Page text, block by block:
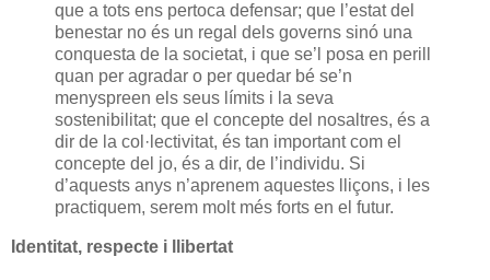
que a tots ens pertoca defensar; que l’estat del
benestar no és un regal dels governs sinó una
conquesta de la societat, i que se’l posa en perill
quan per agradar o per quedar bé se’n
menyspreen els seus límits i la seva
sostenibilitat; que el concepte del nosaltres, és a
dir de la col·lectivitat, és tan important com el
concepte del jo, és a dir, de l’individu. Si
d’aquests anys n’aprenem aquestes lliçons, i les
practiquem, serem molt més forts en el futur.
Identitat, respecte i llibertat